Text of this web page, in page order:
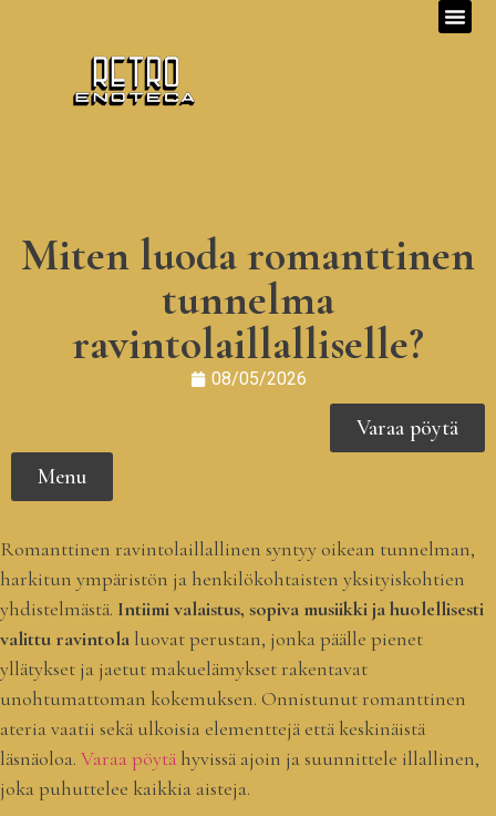
Miten luoda romanttinen
tunnelma
ravintolaillalliselle?
08/05/2026
Varaa pöytä
Menu
Romanttinen ravintolaillallinen syntyy oikean tunnelman,
harkitun ympäristön ja henkilökohtaisten yksityiskohtien
yhdistelmästä. Intiimi valaistus, sopiva musiikki ja huolellisesti
valittu ravintola luovat perustan, jonka päälle pienet
yllätykset ja jaetut makuelämykset rakentavat
unohtumattoman kokemuksen. Onnistunut romanttinen
ateria vaatii sekä ulkoisia elementtejä että keskinäistä
läsnäoloa. Varaa pöytä hyvissä ajoin ja suunnittele illallinen,
joka puhuttelee kaikkia aisteja.